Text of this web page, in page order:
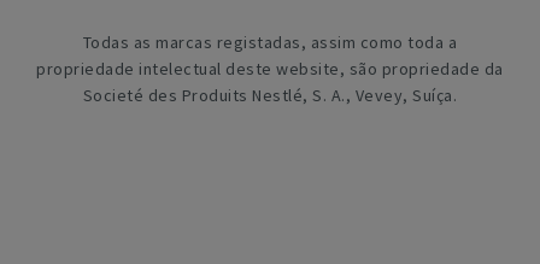
Todas as marcas registadas, assim como toda a
propriedade intelectual deste website, são propriedade da
Societé des Produits Nestlé, S. A., Vevey, Suíça.